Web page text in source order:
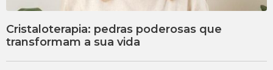
Cristaloterapia: pedras poderosas que
transformam a sua vida